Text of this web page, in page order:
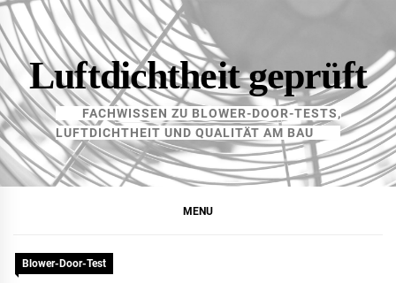
Skip
to
contentLuftdichtheit geprüft
FACHWISSEN ZU BLOWER-DOOR-TESTS,
LUFTDICHTHEIT UND QUALITÄT AM BAU
MENU
Blower-Door-Test